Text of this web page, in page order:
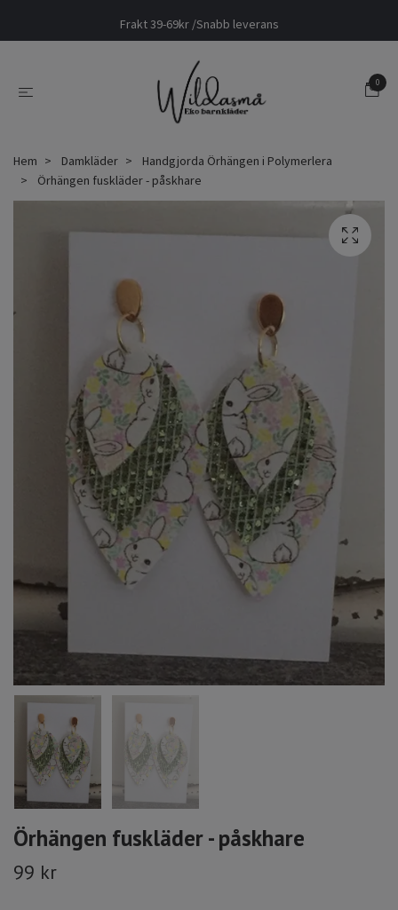
Frakt 39-69kr /Snabb leverans
0
Hem Damkläder
Handgjorda Örhängen i Polymerlera
Örhängen fuskläder - påskhare
Örhängen fuskläder - påskhare
99 kr